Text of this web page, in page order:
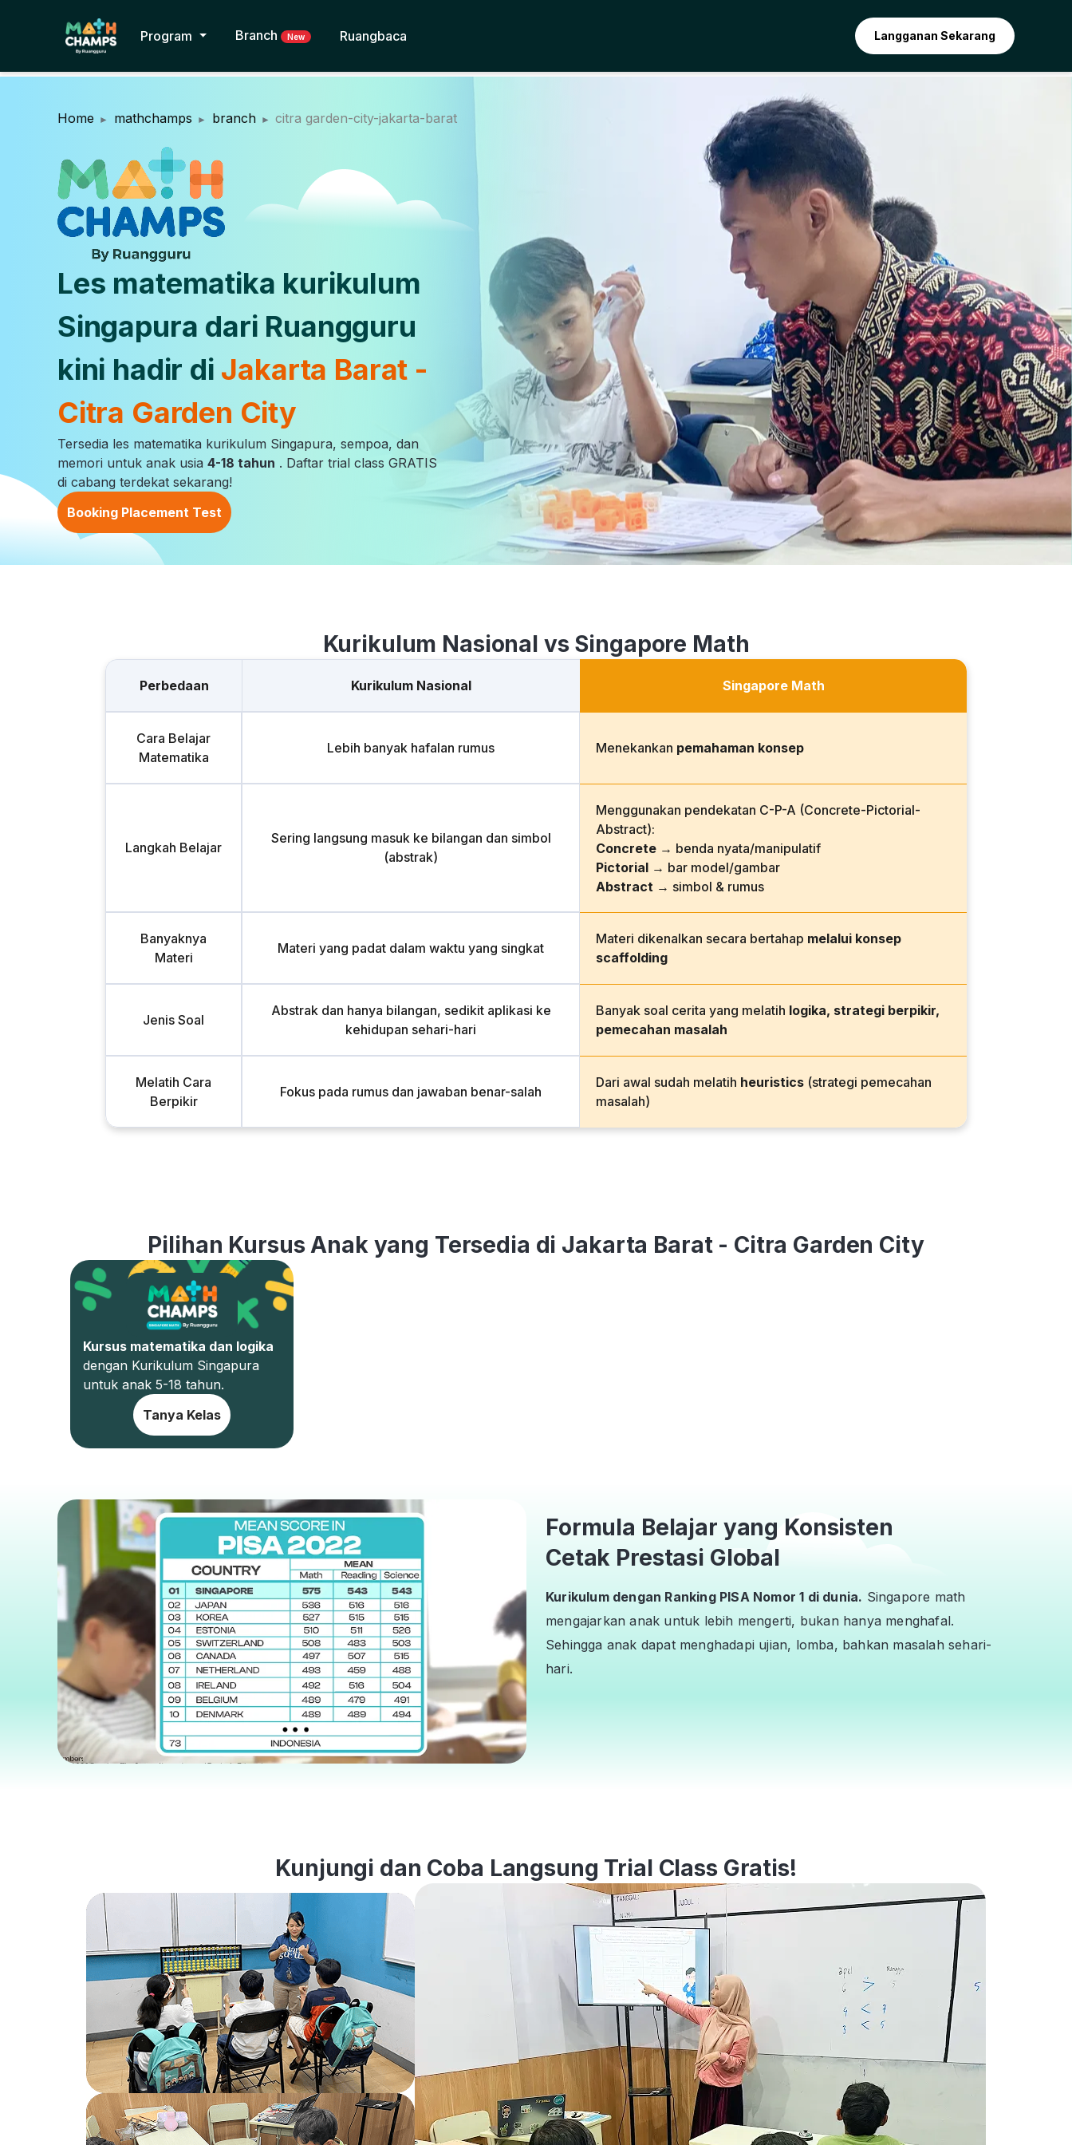
Program Branch New Ruangbaca Langganan Sekarang
Home mathchamps branch citra garden-city-jakarta-barat
Les matematika kurikulum
Singapura dari Ruangguru
kini hadir di Jakarta Barat -
Citra Garden City
Tersedia les matematika kurikulum Singapura, sempoa, dan
memori untuk anak usia 4-18 tahun . Daftar trial class GRATIS
di cabang terdekat sekarang!
Booking Placement Test
Kurikulum Nasional vs Singapore Math
Perbedaan Kurikulum Nasional Singapore Math
Cara Belajar
Matematika
Lebih banyak hafalan rumus Menekankan pemahaman konsep
Langkah Belajar
Sering langsung masuk ke bilangan dan simbol
(abstrak)
Menggunakan pendekatan C-P-A (Concrete-Pictorial-
Abstract):
Concrete → benda nyata/manipulatif
Pictorial → bar model/gambar
Abstract → simbol & rumus
Banyaknya
Materi
Materi yang padat dalam waktu yang singkat
Materi dikenalkan secara bertahap melalui konsep
scaffolding
Jenis Soal
Abstrak dan hanya bilangan, sedikit aplikasi ke
kehidupan sehari-hari
Banyak soal cerita yang melatih logika, strategi berpikir,
pemecahan masalah
Melatih Cara
Berpikir
Fokus pada rumus dan jawaban benar-salah
Dari awal sudah melatih heuristics (strategi pemecahan
masalah)
Pilihan Kursus Anak yang Tersedia di Jakarta Barat - Citra Garden City
Kursus matematika dan logika
dengan Kurikulum Singapura
untuk anak 5-18 tahun.
Tanya Kelas
Formula Belajar yang Konsisten
Cetak Prestasi Global
Kurikulum dengan Ranking PISA Nomor 1 di dunia. Singapore math
mengajarkan anak untuk lebih mengerti, bukan hanya menghafal.
Sehingga anak dapat menghadapi ujian, lomba, bahkan masalah sehari-
hari.
Kunjungi dan Coba Langsung Trial Class Gratis!